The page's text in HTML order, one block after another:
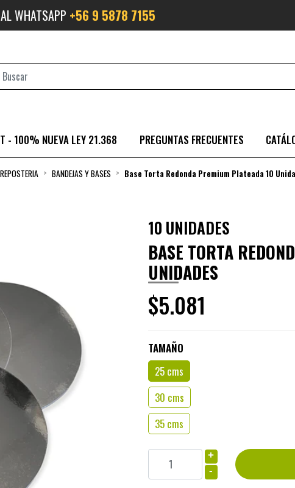
WHATSAPP +56 9 5878 7155
- 100% NUEVA LEY 21.368 PREGUNTAS FRECUENTES
REPOSTERIA BANDEJAS Y BASES Base Torta Redonda Premium Plateada 10
10 UNIDADES
BASE TORTA
UNIDADES
$5.081
TAMAÑO
25 cms
30 cms
35 cms
+
-